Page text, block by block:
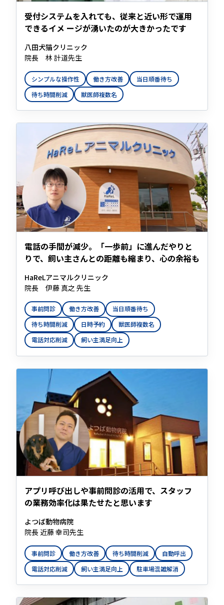
受付システムを入れても、従来と近い形で運用
できるイメ ージが湧いたのが大きかったです
八田犬猫クリニック
院長 林 計道先生
シンプルな操作性 働き方改善
当日順番待ち
待ち時間削減
獣医師複数名
電話の手間が減少。「一歩前」に進んだやりと
りで、飼い主さんとの距離も縮まり、心の余裕も
HaReLアニマルクリニック
院長 伊藤 真之 先生
事前問診 働き方改善
当日順番待ち
待ち時間削減
日時予約
獣医師複数名
電話対応削減
飼い主満足向上
アプリ呼び出しや事前問診の活用で、スタッフ
の業務効率化は果たせたと思います
よつば動物病院
院⾧ 近藤 幸司先生
事前問診 働き方改善 待ち時間削減
自動呼出
電話対応削減
飼い主満足向上 駐車場混雑解消